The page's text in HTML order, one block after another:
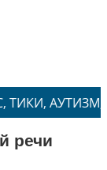
СДВГ,
речи